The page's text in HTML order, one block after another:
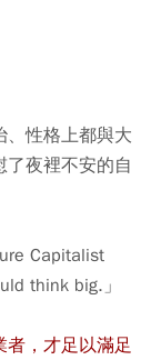
、性格上都與大
了夜裡不安的自
Capitalist
think big.」
者，才足以滿足